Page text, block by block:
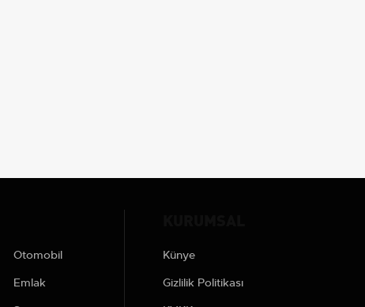
Otomobil
Emlak
Künye
Gizlilik Politikası